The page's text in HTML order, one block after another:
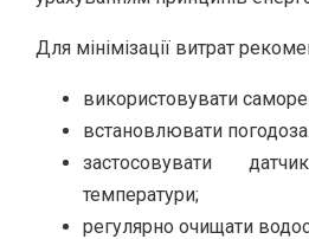
Для мінімізації витрат
використовувати
встановлювати
застосовувати
температури;
регулярно очищати